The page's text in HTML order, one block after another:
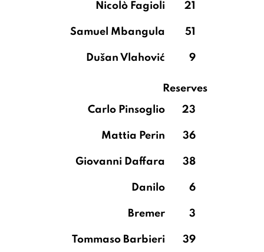
Nicolò Fagioli 21
Samuel Mbangula 51
Dušan Vlahović 9
Reserves
Carlo Pinsoglio
23
Mattia Perin 36
Giovanni Daffara 38
Danilo 6
Bremer 3
Tommaso Barbieri 39